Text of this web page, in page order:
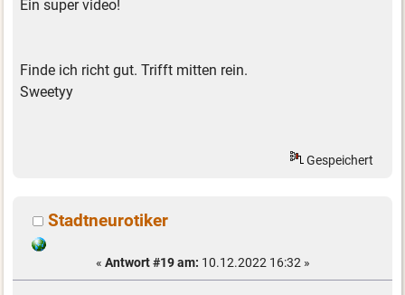
Ein super video!
Finde ich richt gut. Trifft mitten rein.
Sweetyy
Gespeichert
Stadtneurotiker
« Antwort #19 am: 10.12.2022 16:32 »